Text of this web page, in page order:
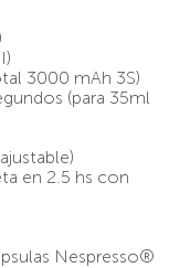
3000 mAh 3S)
(para 35ml
en 2.5 hs con
Nespresso®